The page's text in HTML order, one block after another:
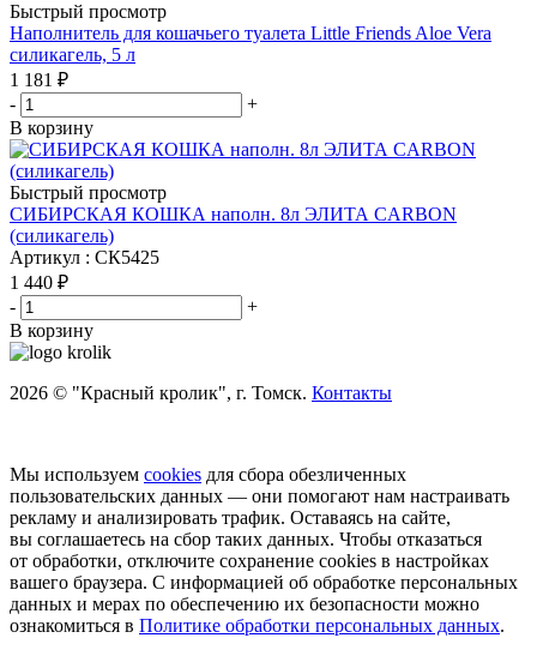
Быстрый просмотр
Наполнитель для кошачьего туалета Little Friends Aloe Vera
силикагель, 5 л
1 181 ₽
-
+
В корзину
Быстрый просмотр
СИБИРСКАЯ КОШКА наполн. 8л ЭЛИТА CARBON
(силикагель)
Артикул : СК5425
1 440 ₽
-
+
В корзину
2026 © "Красный кролик", г. Томск. Контакты
Мы используем cookies для сбора обезличенных
пользовательских данных — они помогают нам настраивать
рекламу и анализировать трафик. Оставаясь на сайте,
вы соглашаетесь на сбор таких данных. Чтобы отказаться
от обработки, отключите сохранение cookies в настройках
вашего браузера. С информацией об обработке персональных
данных и мерах по обеспечению их безопасности можно
ознакомиться в Политике обработки персональных данных.